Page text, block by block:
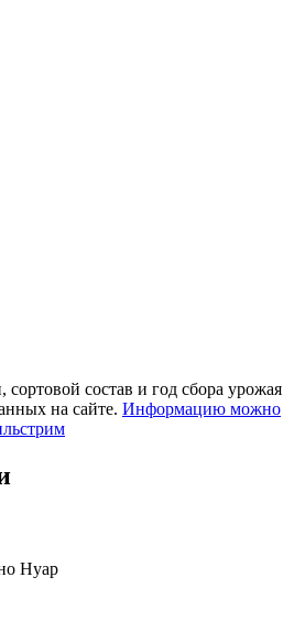
состав и год сбора урожая
на сайте. Информацию можно
Нуар